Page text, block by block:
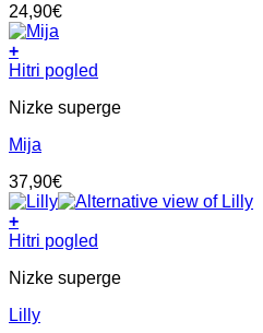
lahko
izberete
na
strani
24,90€
+
Ta
ima
različic.
lahko
izberete
na
strani
Hitri pogled
Nizke superge
Mija
37,90€
+
Ta
ima
različic.
Hitri pogled
Nizke superge
Lilly